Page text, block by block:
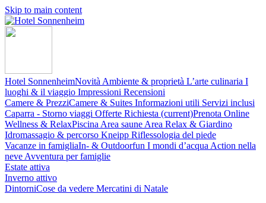
Skip to main content
Hotel SonnenheimNovità Ambiente & proprietà L’arte culinaria I
luoghi & il viaggio Impressioni Recensioni
Camere & PrezziCamere & Suites Informazioni utili Servizi inclusi
Caparra - Storno viaggi Offerte Richiesta (current)Prenota Online
Wellness & RelaxPiscina Area saune Area Relax & Giardino
Idromassagio & percorso Kneipp Riflessologia del piede
Vacanze in famigliaIn- & Outdoorfun I mondi d’acqua Action nella
neve Avventura per famiglie
Estate attiva
Inverno attivo
DintorniCose da vedere Mercatini di Natale